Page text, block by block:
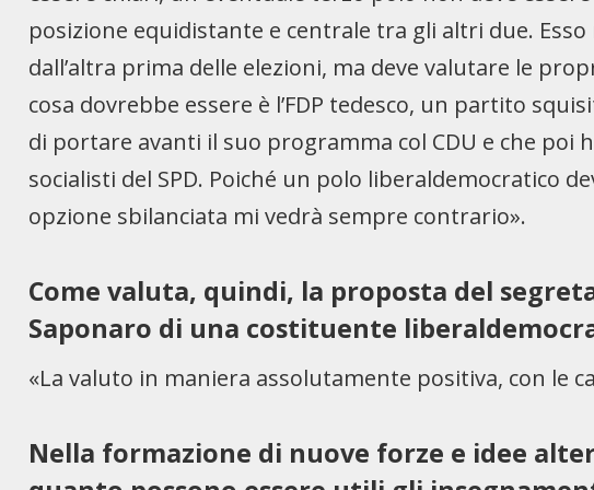
posizione equidistante e centrale tra gli altri due.
dall’altra prima delle elezioni, ma deve valutare le
cosa dovrebbe essere è l’FDP tedesco, un partito
di portare avanti il suo programma col CDU e che poi
socialisti del SPD. Poiché un polo liberaldemocratico
opzione sbilanciata mi vedrà sempre contrario».
Come valuta, quindi, la proposta del
Saponaro di una costituente
«La valuto in maniera assolutamente positiva, con le
Nella formazione di nuove forze e idee